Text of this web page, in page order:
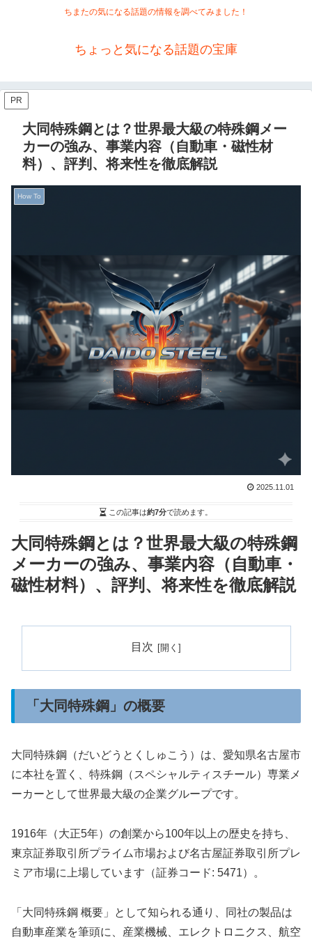
ちまたの気になる話題の情報を調べてみました！
ちょっと気になる話題の宝庫
PR
大同特殊鋼とは？世界最大級の特殊鋼メー
カーの強み、事業内容（自動車・磁性材
料）、評判、将来性を徹底解説
How To
2025.11.01
この記事は約7分で読めます。
大同特殊鋼とは？世界最大級の特殊鋼
メーカーの強み、事業内容（自動車・
磁性材料）、評判、将来性を徹底解説
目次
「大同特殊鋼」の概要
大同特殊鋼（だいどうとくしゅこう）は、愛知県名古屋市
に本社を置く、特殊鋼（スペシャルティスチール）専業メ
ーカーとして世界最大級の企業グループです。
1916年（大正5年）の創業から100年以上の歴史を持ち、
東京証券取引所プライム市場および名古屋証券取引所プレ
ミア市場に上場しています（証券コード: 5471）。
「大同特殊鋼 概要」として知られる通り、同社の製品は
自動車産業を筆頭に、産業機械、エレクトロニクス、航空